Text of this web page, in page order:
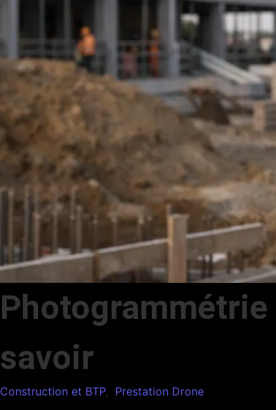
savoir
Construction et BTP, Prestation Drone